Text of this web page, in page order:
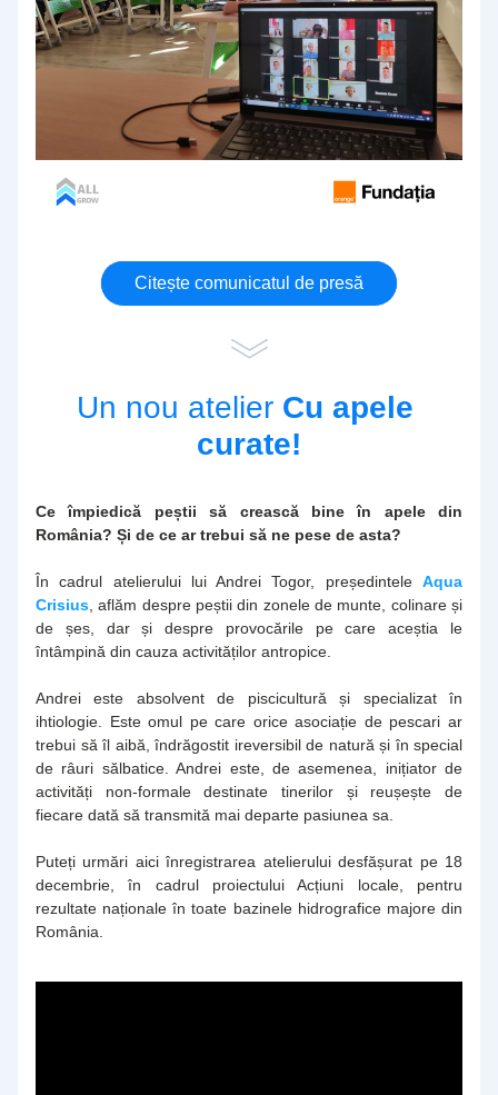
Citește comunicatul de presă
Un nou atelier Cu apele
curate!
Ce împiedică peștii să crească bine în apele din
România? Și de ce ar trebui să ne pese de asta?
În cadrul atelierului lui Andrei Togor, președintele Aqua
Crisius , aflăm despre peștii din zonele de munte, colinare și
de șes, dar și despre provocările pe care aceștia le
întâmpină din cauza activităților antropice.
Andrei este absolvent de piscicultură și specializat în
ihtiologie. Este omul pe care orice asociație de pescari ar
trebui să îl aibă, îndrăgostit ireversibil de natură și în special
de râuri sălbatice. Andrei este, de asemenea, inițiator de
activități non-formale destinate tinerilor și reușește de
fiecare dată să transmită mai departe pasiunea sa.
Puteți urmări aici înregistrarea atelierului desfășurat pe 18
decembrie, în cadrul proiectului Acțiuni locale, pentru
rezultate naționale în toate bazinele hidrografice majore din
România.